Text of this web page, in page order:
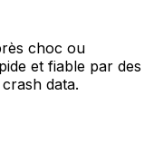
choc ou
et fiable par des
data.